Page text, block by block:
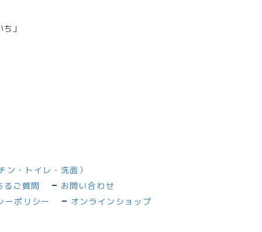
」
ン・トイレ・洗面）
るご質問
お問い合わせ
ーポリシー
オンラインショップ